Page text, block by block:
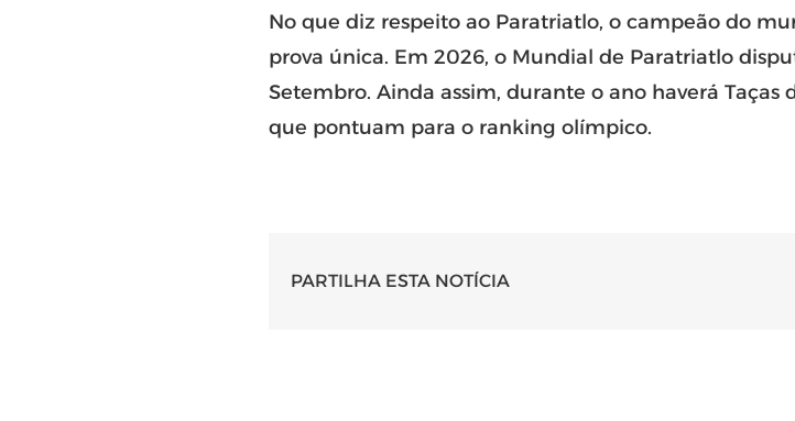
No que diz respeito ao Paratriatlo, o campeão do
prova única. Em 2026, o Mundial de Paratriatlo
Setembro. Ainda assim, durante o ano haverá
que pontuam para o ranking olímpico.
PARTILHA ESTA NOTÍCIA